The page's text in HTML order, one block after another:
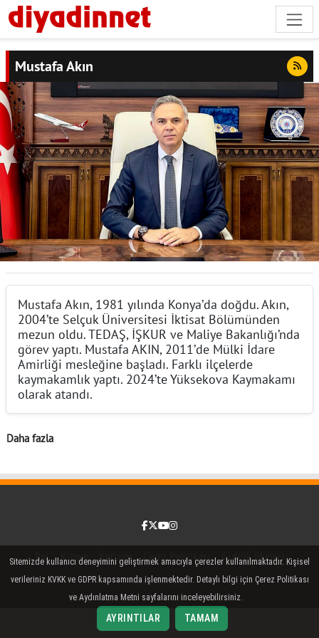
Mustafa Akın
Mustafa Akın, 1981 yılında Konya’da doğdu. Akın,
2004’te Selçuk Üniversitesi İktisat Bölümünden
mezun oldu. TEDAŞ, İŞKUR ve Maliye Bakanlığı’nda
görev yaptı. Mustafa AKIN, 2011’de Mülki İdare
Amirliği mesleğine başladı. Farklı ilçelerde
kaymakamlık yaptı. 2024’te Yüksekova Kaymakamı
olarak atandı.
Daha fazla
Facebook
Twitter (X)
YouTube
Instagram
Rss Künye İletişim Çerez Politikası
Gizlilik İlkeleri
Yayın İlkeleri
Sitemizde kullanıcı deneyimini geliştirmek amacıyla çerezler kullanılmaktadır. Kişisel
verileriniz KVKK ve GDPR kapsamında işlenmektedir. Detaylı bilgi için Çerez Politikası
ve Aydınlatma Metni sayfalarını inceleyebilirsiniz.
AYRINTILAR TAMAM